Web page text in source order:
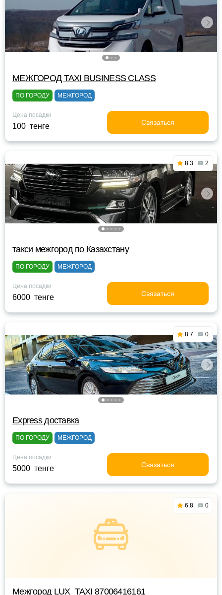
МЕЖГОРОД TAXI BUSINESS CLASS
ПО ГОРОДУ МЕЖГОРОД
Цена посадки
100 тенге Связаться
8.3 2
такси межгород по Казахстану
ПО ГОРОДУ МЕЖГОРОД
Цена посадки
6000 тенге Связаться
8.7 0
Express доставка
ПО ГОРОДУ МЕЖГОРОД
Цена посадки
5000 тенге Связаться
6.8 0
Межгород LUX_TAXI 87006416161